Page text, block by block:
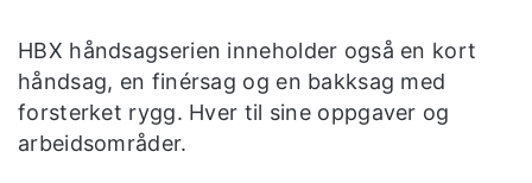
HBX håndsagserien inneholder også en kort
håndsag, en finérsag og en bakksag med
forsterket rygg. Hver til sine oppgaver og
arbeidsområder.